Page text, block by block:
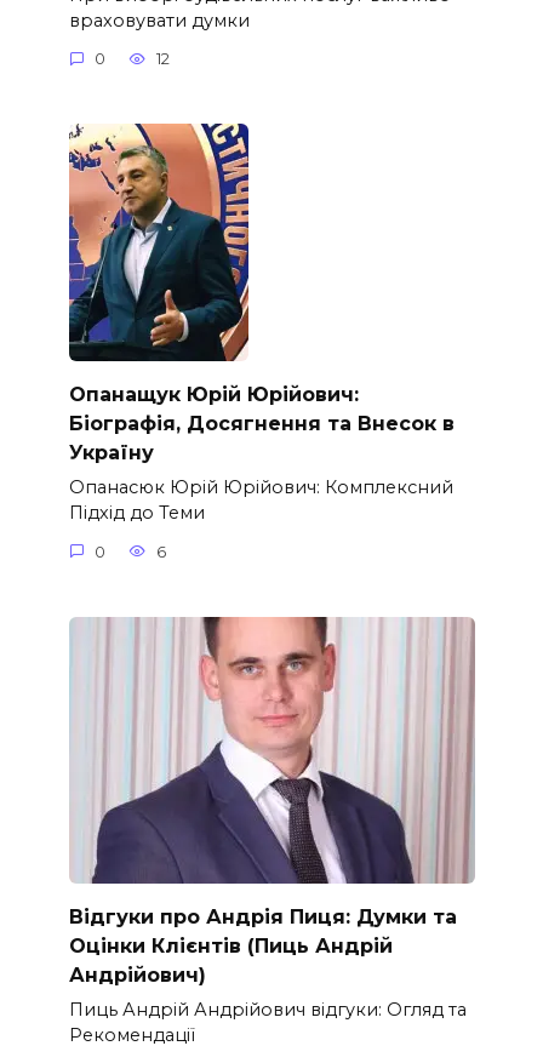
враховувати думки
0 12
Опанащук Юрій Юрійович:
Біографія, Досягнення та Внесок в
Україну
Опанасюк Юрій Юрійович: Комплексний
Підхід до Теми
0 6
Відгуки про Андрія Пиця: Думки та
Оцінки Клієнтів (Пиць Андрій
Андрійович)
Пиць Андрій Андрійович відгуки: Огляд та
Рекомендації